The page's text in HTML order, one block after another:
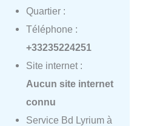
Quartier :
Téléphone :
+33235224251
Site internet :
Aucun site internet
connu
Service Bd Lyrium à